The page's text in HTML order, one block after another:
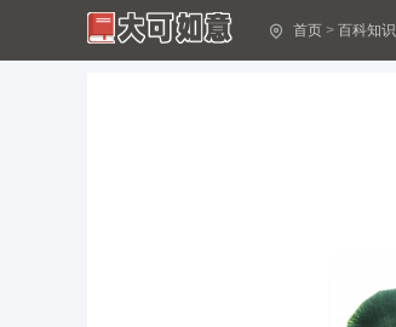
首页 > 百科知识
小学家长“家庭教育讲座”心得体会5篇
丰富家校互动形式,提高家庭教育实效
小学家长“家庭教育讲座”心得体会5篇
丰富家校互动形式,提高家庭教育实效